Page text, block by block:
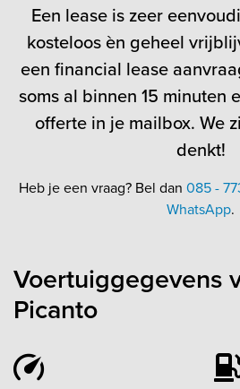
Een lease is zeer
kosteloos èn geheel
een financial lease
soms al binnen 15 minuten
offerte in je mailbox. We
denkt!
Heb je een vraag? Bel dan 085 -
WhatsApp.
Voertuiggegevens
Picanto